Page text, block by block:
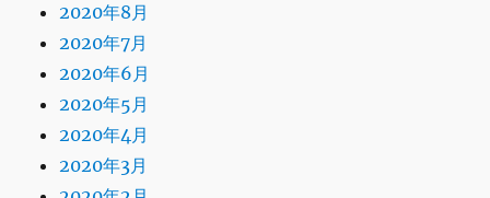
2020年8月
2020年7月
2020年6月
2020年5月
2020年4月
2020年3月